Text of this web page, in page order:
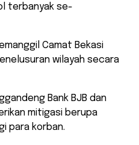
terbanyak se-
Camat Bekasi
wilayah secara
Bank BJB dan
mitigasi berupa
para korban.